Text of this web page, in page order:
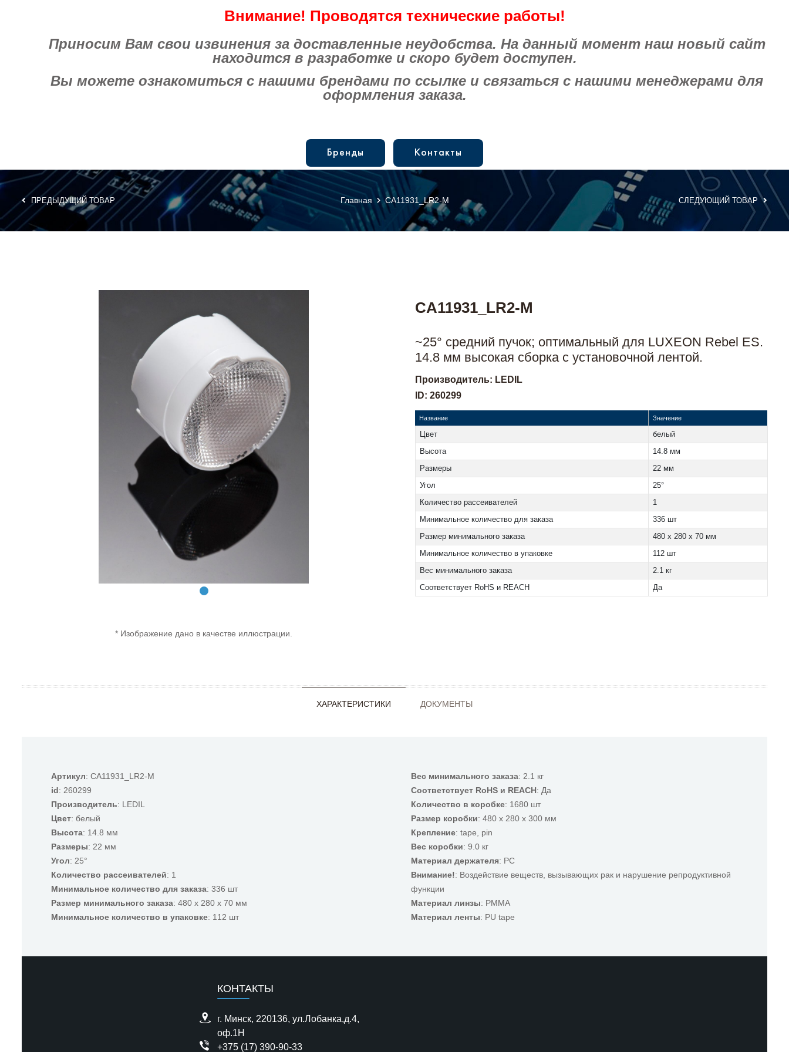
Внимание! Проводятся технические работы!
Приносим Вам свои извинения за доставленные неудобства. На данный момент наш новый сайт
находится в разработке и скоро будет доступен.
Вы можете ознакомиться с нашими брендами по ссылке и связаться с нашими менеджерами для
оформления заказа.
Бренды Контакты
ПРЕДЫДУЩИЙ ТОВАР СЛЕДУЮЩИЙ ТОВАР
Главная CA11931_LR2-M
* Изображение дано в качестве иллюстрации.
CA11931_LR2-M
~25° средний пучок; оптимальный для LUXEON Rebel ES.
14.8 мм высокая сборка с установочной лентой.
Производитель: LEDIL
ID: 260299
Название Значение
Цвет
белый
Высота
14.8 мм
Размеры
22 мм
Угол
25°
Количество рассеивателей
1
Минимальное количество для заказа
336 шт
Размер минимального заказа
480 x 280 x 70 мм
Минимальное количество в упаковке
112 шт
Вес минимального заказа
2.1 кг
Соответствует RoHS и REACH
Да
ХАРАКТЕРИСТИКИ ДОКУМЕНТЫ
Артикул: CA11931_LR2-M
id: 260299
Производитель: LEDIL
Цвет: белый
Высота: 14.8 мм
Размеры: 22 мм
Угол: 25°
Количество рассеивателей: 1
Минимальное количество для заказа: 336 шт
Размер минимального заказа: 480 x 280 x 70 мм
Минимальное количество в упаковке: 112 шт
Вес минимального заказа: 2.1 кг
Соответствует RoHS и REACH: Да
Количество в коробке: 1680 шт
Размер коробки: 480 x 280 x 300 мм
Крепление: tape, pin
Вес коробки: 9.0 кг
Материал держателя: PC
Внимание!: Воздействие веществ, вызывающих рак и нарушение репродуктивной
функции
Материал линзы: PMMA
Материал ленты: PU tape
КОНТАКТЫ
г. Минск, 220136, ул.Лобанка,д.4,
оф.1H
+375 (17) 390-90-33